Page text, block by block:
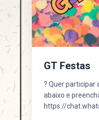
GT Festas
? Quer participar
abaixo e
https://